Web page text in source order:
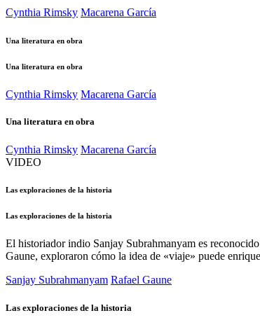
Cynthia Rimsky Macarena García
Una literatura en obra
Una literatura en obra
Cynthia Rimsky Macarena García
Una literatura en obra
Cynthia Rimsky Macarena García
VIDEO
Las exploraciones de la historia
Las exploraciones de la historia
El historiador indio Sanjay Subrahmanyam es
Gaune, exploraron cómo la idea de «viaje» puede
Sanjay Subrahmanyam Rafael Gaune
Las exploraciones de la historia